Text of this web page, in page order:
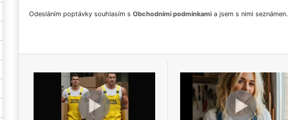
Odesláním poptávky souhlasím s Obchodními podmínkamia jsem s nimi seznámen.